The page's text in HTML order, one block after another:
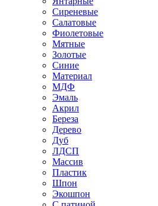
Сиреневые
Салатовые
Фиолетовые
Мятные
Золотые
Синие
Материал
МДФ
Эмаль
Акрил
Береза
Дерево
Дуб
ЛДСП
Массив
Пластик
Шпон
Экошпон